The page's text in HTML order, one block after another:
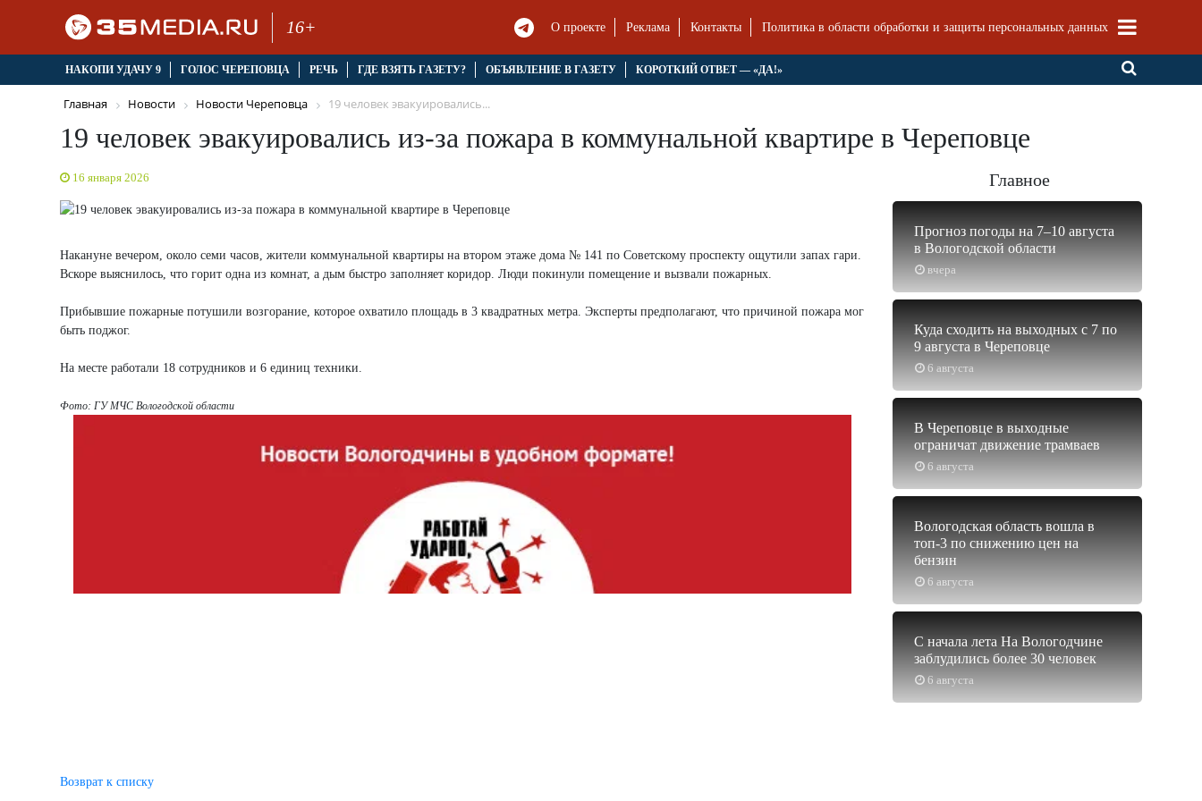
16+ О проекте Реклама Контакты Политика в области обработки и защиты персональных данных
НАКОПИ УДАЧУ 9 ГОЛОС ЧЕРЕПОВЦА РЕЧЬ ГДЕ ВЗЯТЬ ГАЗЕТУ? ОБЪЯВЛЕНИЕ В ГАЗЕТУ КОРОТКИЙ ОТВЕТ — «ДА!»
Главная Новости Новости Череповца 19 человек эвакуировались...
19 человек эвакуировались из-за пожара в коммунальной квартире в Череповце
16 января 2026
Накануне вечером, около семи часов, жители коммунальной квартиры на втором этаже дома № 141 по Советскому проспекту ощутили запах гари.
Вскоре выяснилось, что горит одна из комнат, а дым быстро заполняет коридор. Люди покинули помещение и вызвали пожарных.
Прибывшие пожарные потушили возгорание, которое охватило площадь в 3 квадратных метра. Эксперты предполагают, что причиной пожара мог
быть поджог.
На месте работали 18 сотрудников и 6 единиц техники.
Фото: ГУ МЧС Вологодской области
Главное
вчера
Прогноз погоды на 7–10 августа
в Вологодской области
6 августа
Куда сходить на выходных с 7 по
9 августа в Череповце
6 августа
В Череповце в выходные
ограничат движение трамваев
6 августа
Вологодская область вошла в
топ-3 по снижению цен на
бензин
6 августа
С начала лета На Вологодчине
заблудились более 30 человек
Возврат к списку